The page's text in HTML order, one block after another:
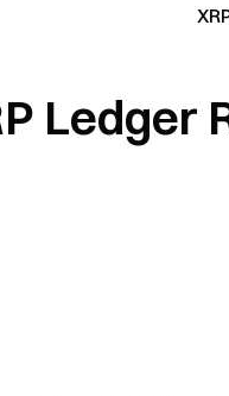
Ledger